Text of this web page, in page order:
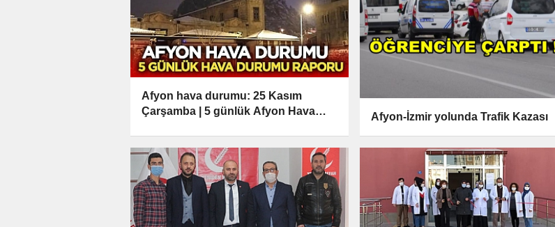
Afyon hava durumu: 25 Kasım
Çarşamba | 5 günlük Afyon Hava
Afyon-İzmir yolunda Trafik Kazası